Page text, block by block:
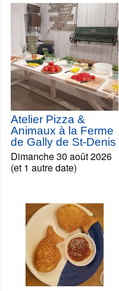
Atelier Pizza &
Animaux à la Ferme
de Gally de St-Denis
Dimanche 30 août 2026
(et 1 autre date)